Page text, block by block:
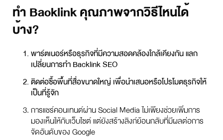
ทำ Backlink คุณภาพจากวิธีไหนได้
บ้าง?
พาร์ตเนอร์หรือธุรกิจที่มีความสอดคล้องใกล้เคียงกัน แลก
เปลี่ยนการทำ Backlink SEO
ติดต่อซื้อพื้นที่สื่อขนาดใหญ่ เพื่อนำเสนอหรือโปรโมตธุรกิจให้
เป็นที่รู้จัก
การแชร์คอนเทนต์ผ่าน Social Media ไม่เพียงช่วยเพิ่มการ
มองเห็นให้กับเว็บไซต์ แต่ยังสร้างลิงก์ย้อนกลับที่มีผลต่อการ
จัดอันดับของ Google